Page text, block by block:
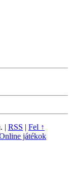
| RSS | Fel ↑
játékok